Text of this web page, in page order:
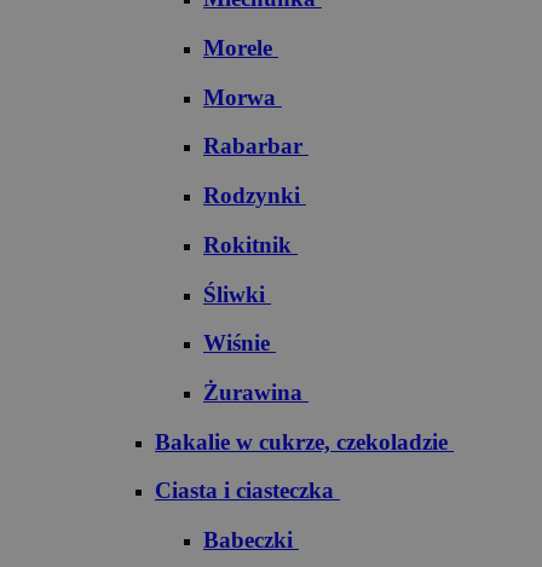
Morele
Morwa
Rabarbar
Rodzynki
Rokitnik
Śliwki
Wiśnie
Żurawina
Bakalie w cukrze, czekoladzie
Ciasta i ciasteczka
Babeczki